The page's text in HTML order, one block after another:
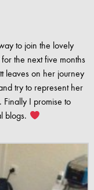
to join the lovely
the next five months
leaves on her journey
try to represent her
Finally I promise to
blogs.